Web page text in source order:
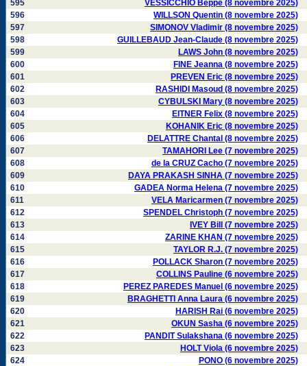
595
VESSICCHIO Beppe (8 novembre 2025)
596
WILLSON Quentin (8 novembre 2025)
597
SIMONOV Vladimir (8 novembre 2025)
598
GUILLEBAUD Jean-Claude (8 novembre 2025)
599
LAWS John (8 novembre 2025)
600
FINE Jeanna (8 novembre 2025)
601
PREVEN Eric (8 novembre 2025)
602
RASHIDI Masoud (8 novembre 2025)
603
CYBULSKI Mary (8 novembre 2025)
604
EITNER Felix (8 novembre 2025)
605
KOHANIK Eric (8 novembre 2025)
606
DELATTRE Chantal (8 novembre 2025)
607
TAMAHORI Lee (7 novembre 2025)
608
de la CRUZ Cacho (7 novembre 2025)
609
DAYA PRAKASH SINHA (7 novembre 2025)
610
GADEA Norma Helena (7 novembre 2025)
611
VELA Maricarmen (7 novembre 2025)
612
SPENDEL Christoph (7 novembre 2025)
613
IVEY Bill (7 novembre 2025)
614
ZARINE KHAN (7 novembre 2025)
615
TAYLOR R.J. (7 novembre 2025)
616
POLLACK Sharon (7 novembre 2025)
617
COLLINS Pauline (6 novembre 2025)
618
PEREZ PAREDES Manuel (6 novembre 2025)
619
BRAGHETTI Anna Laura (6 novembre 2025)
620
HARISH Rai (6 novembre 2025)
621
OKUN Sasha (6 novembre 2025)
622
PANDIT Sulakshana (6 novembre 2025)
623
HOLT Viola (6 novembre 2025)
624
PONO (6 novembre 2025)